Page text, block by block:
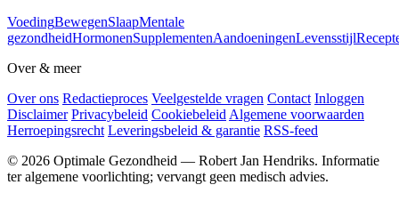
VoedingBewegenSlaapMentale
gezondheidHormonenSupplementenAandoeningenLevensstijl
Over & meer
Over ons Redactieproces Veelgestelde vragen Contact Inloggen
Disclaimer Privacybeleid Cookiebeleid Algemene voorwaarden
Herroepingsrecht Leveringsbeleid & garantie RSS-feed
© 2026 Optimale Gezondheid — Robert Jan Hendriks. Informatie
ter algemene voorlichting; vervangt geen medisch advies.